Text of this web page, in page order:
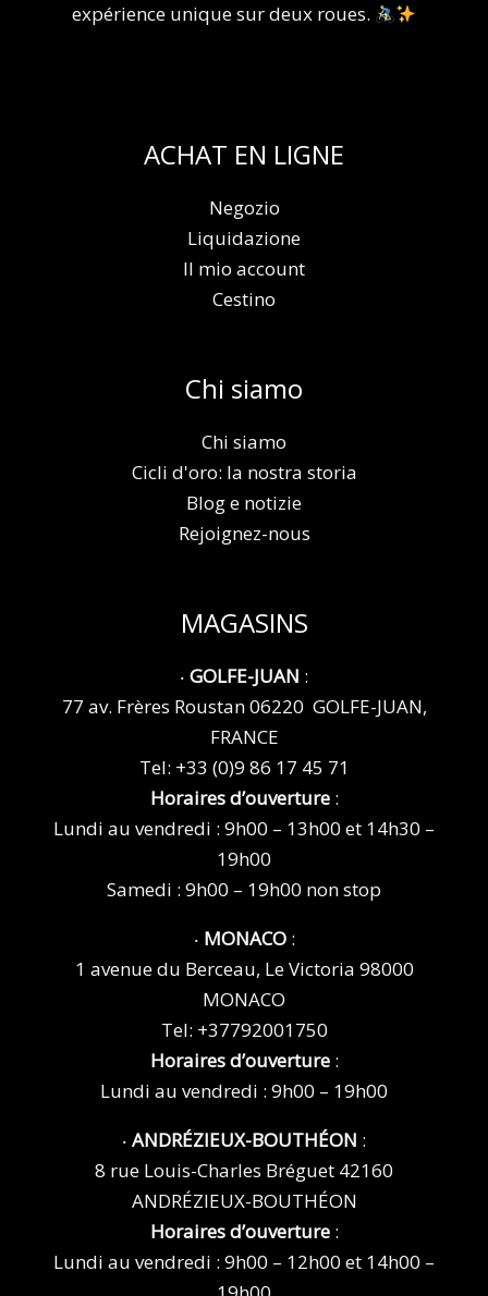
expérience unique sur deux roues.
ACHAT EN LIGNE
Negozio
Liquidazione
Il mio account
Cestino
Chi siamo
Chi siamo
Cicli d'oro: la nostra storia
Blog e notizie
Rejoignez-nous
MAGASINS
‧ GOLFE-JUAN :
77 av. Frères Roustan 06220 GOLFE-JUAN,
FRANCE
Tel: +33 (0)9 86 17 45 71
Horaires d’ouverture:
Lundi au vendredi : 9h00 – 13h00 et 14h30 –
19h00
Samedi : 9h00 – 19h00 non stop
‧ MONACO:
1 avenue du Berceau, Le Victoria 98000
MONACO
Tel: +37792001750
Horaires d’ouverture:
Lundi au vendredi : 9h00 – 19h00
‧ ANDRÉZIEUX-BOUTHÉON :
8 rue Louis-Charles Bréguet 42160
ANDRÉZIEUX-BOUTHÉON
Horaires d’ouverture:
Lundi au vendredi : 9h00 – 12h00 et 14h00 –